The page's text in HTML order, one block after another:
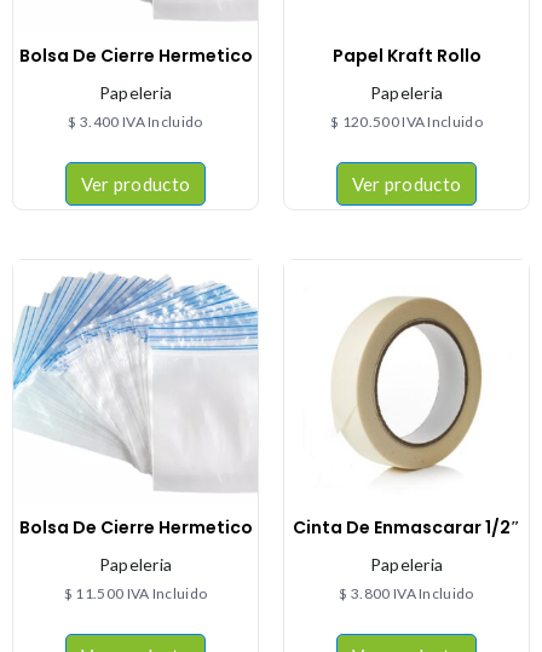
Bolsa De Cierre Hermetico
Papeleria
$ 3.400 IVA Incluido
Ver producto
Papel Kraft Rollo
Papeleria
$ 120.500IVA Incluido
Ver producto
Bolsa De Cierre Hermetico
Papeleria
$ 11.500 IVA Incluido
Cinta De Enmascarar 1/2″
Papeleria
$ 3.800 IVA Incluido